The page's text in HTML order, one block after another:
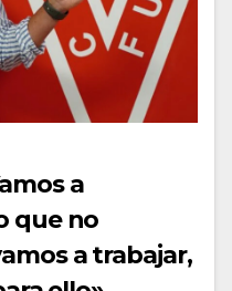
a
que no
a trabajar,